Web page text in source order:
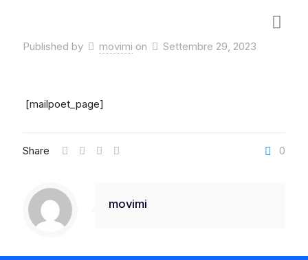
Published by movimi on Settembre 29, 2023
[mailpoet_page]
Share 0
movimi